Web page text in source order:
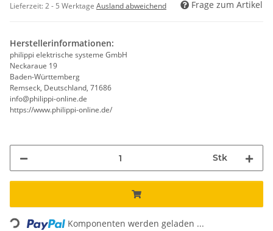
Lieferzeit:2 - 5 Werktage Ausland abweichend Frage zum Artikel
Herstellerinformationen:
philippi elektrische systeme GmbH
Neckaraue 19
Baden-Württemberg
Remseck, Deutschland, 71686
info@philippi-online.de
https://www.philippi-online.de/
Stk
Loading... Komponenten werden geladen ...